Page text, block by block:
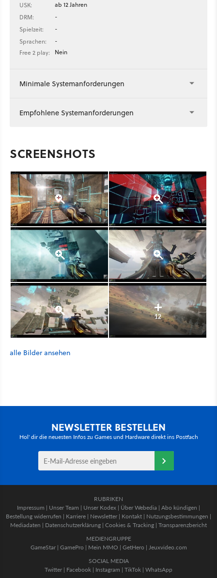
USK:
ab 12 Jahren
DRM:
-
Spielzeit:
-
Sprachen:
-
Free 2 play:
Nein
Minimale Systemanforderungen
Empfohlene Systemanforderungen
SCREENSHOTS
12
alle Bilder ansehen
NEWSLETTER BESTELLEN
Hol' dir die neuesten Infos zu Games und Hardware direkt ins Postfach
RUBRIKEN
Impressum | Unser Team | Unser Kodex | Über Webedia | Abo kündigen |
Bestellung widerrufen | Karriere | Newsletter | Kontakt | Nutzungsbestimmungen |
Mediadaten | Datenschutzerklärung | Cookies & Tracking | Transparenzbericht
MEDIENGRUPPE
GameStar| GamePro | Mein MMO | GetHero | Jeuxvideo.com
SOCIAL MEDIA
Twitter | Facebook | Instagram | TikTok | WhatsApp